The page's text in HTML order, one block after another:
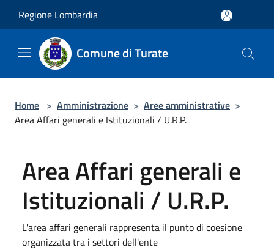
Regione Lombardia
Comune di Turate
Home > Amministrazione > Aree amministrative >
Area Affari generali e Istituzionali / U.R.P.
Area Affari generali e
Istituzionali / U.R.P.
L'area affari generali rappresenta il punto di coesione
organizzata tra i settori dell'ente